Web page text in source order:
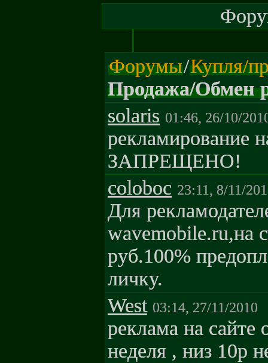
Форумы/Купля/
Продажа/Обмен
solaris 01:46, 26/10/
рекламирование
ЗАПРЕЩЕНО!
coloboc 23:11, 8/11/
Для
wavemobile.ru,на
руб.100%
личку.
West 03:14, 27/11/2010
реклама на сайте
неделя , низ 10р